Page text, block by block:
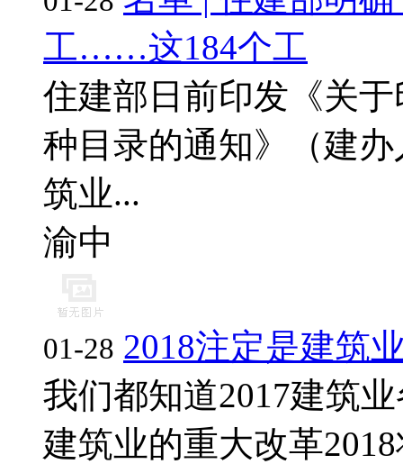
工……这184个工
住建部日前印发《关
种目录的通知》（建
筑业...
渝中
01-28 2018注定是建筑
我们都知道2017建筑
建筑业的重大改革